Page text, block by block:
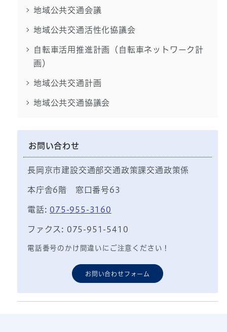
地域公共交通会議
地域公共交通活性化協議会
自転車活用推進計画（自転車ネットワーク計
画）
地域公共交通計画
地域公共交通協議会
お問い合わせ
長岡京市建設交通部交通政策課交通政策係
本庁舎6階 窓口番号63
電話: 075-955-3160
ファクス: 075-951-5410
電話番号のかけ間違いにご注意ください！
お問い合わせフォーム